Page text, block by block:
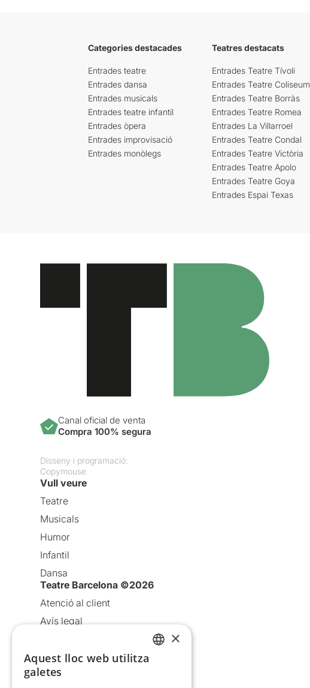
Categories destacades
Entrades teatre
Entrades dansa
Entrades musicals
Entrades teatre infantil
Entrades òpera
Entrades improvisació
Entrades monòlegs
Teatres destacats
Entrades Teatre Tívoli
Entrades Teatre Coliseum
Entrades Teatre Borràs
Entrades Teatre Romea
Entrades La Villarroel
Entrades Teatre Condal
Entrades Teatre Victòria
Entrades Teatre Apolo
Entrades Teatre Goya
Entrades Espai Texas
Canal oficial de venta
Compra 100% segura
Disseny i programació:
Copymouse
Vull veure
Teatre
Musicals
Humor
Infantil
Dansa
Teatre Barcelona ©2026
Atenció al client
Avís legal
Política de cookies
Condicions d’ús
×
Aquest lloc web utilitza
galetes